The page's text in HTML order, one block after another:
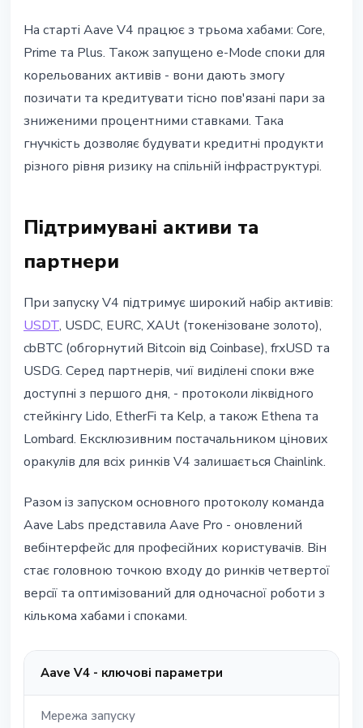
На старті Aave V4 працює з трьома хабами: Core,
Prime та Plus. Також запущено e-Mode споки для
корельованих активів - вони дають змогу
позичати та кредитувати тісно пов'язані пари за
зниженими процентними ставками. Така
гнучкість дозволяє будувати кредитні продукти
різного рівня ризику на спільній інфраструктурі.
Підтримувані активи та
партнери
При запуску V4 підтримує широкий набір активів:
USDT, USDC, EURC, XAUt (токенізоване золото),
cbBTC (обгорнутий Bitcoin від Coinbase), frxUSD та
USDG. Серед партнерів, чиї виділені споки вже
доступні з першого дня, - протоколи ліквідного
стейкінгу Lido, EtherFi та Kelp, а також Ethena та
Lombard. Ексклюзивним постачальником цінових
оракулів для всіх ринків V4 залишається Chainlink.
Разом із запуском основного протоколу команда
Aave Labs представила Aave Pro - оновлений
вебінтерфейс для професійних користувачів. Він
стає головною точкою входу до ринків четвертої
версії та оптимізований для одночасної роботи з
кількома хабами і споками.
Aave V4 - ключові параметри
Мережа запуску